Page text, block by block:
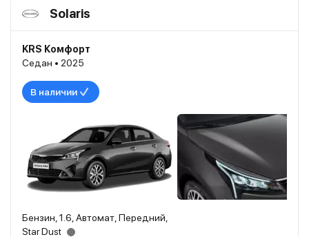
Solaris
KRS Комфорт
Седан • 2025
В наличии
Бензин, 1.6, Автомат, Передний,
Star Dust